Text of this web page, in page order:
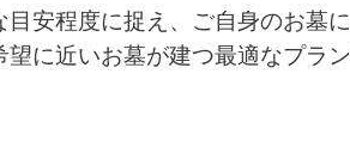
目安程度に捉え、ご自身のお墓
に近いお墓が建つ最適なプラ